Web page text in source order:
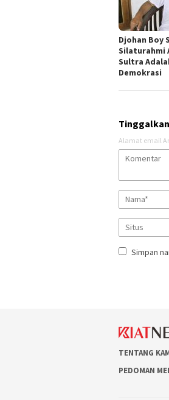
Djohan Boy
Silaturahmi
Sultra
Demokrasi
Alamat email
Simpan
TENTANG
PEDOMAN